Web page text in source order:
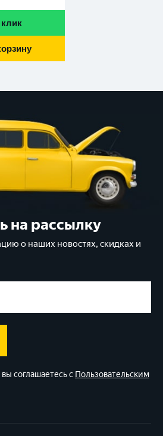
на рассылку
о наших новостях, скидках и
соглашаетесь с Пользовательским